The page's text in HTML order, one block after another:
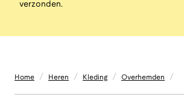
verzonden.
Home / Heren / Kleding / Overhemden /